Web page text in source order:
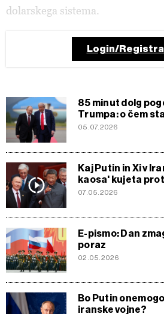
dolarskega sistema.
Login/
85 minut dolg
Trumpa: o čem
05.07.2026
Kaj Putin in Xi v
kaosa' kujeta
07.05.2026
E-pismo: Dan
poraz
02.05.2026
Bo Putin
iranske vojne?